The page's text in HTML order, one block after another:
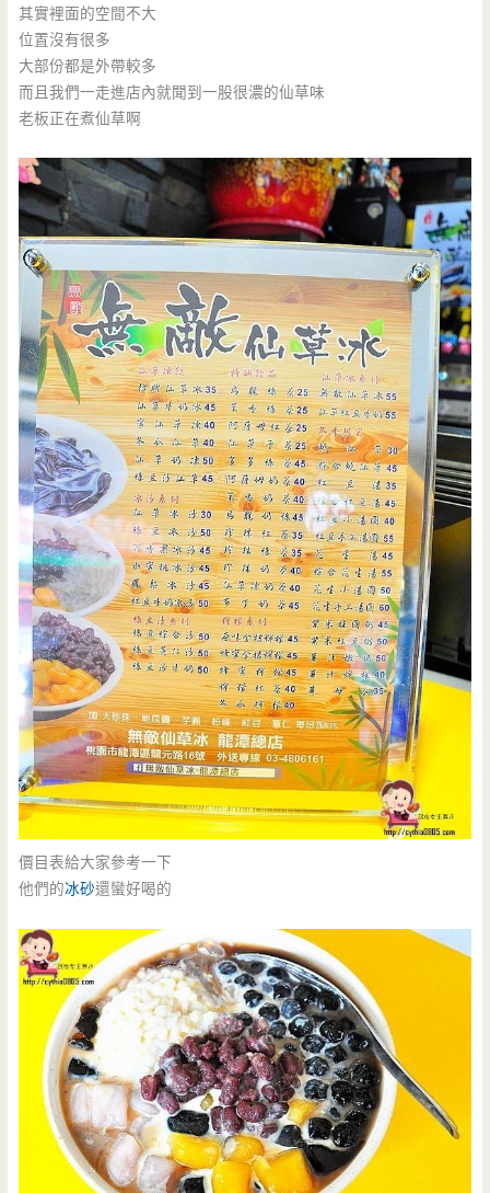
其實裡面的空間不大
位置沒有很多
大部份都是外帶較多
而且我們一走進店內就聞到一股很濃的仙草味
老板正在煮仙草啊
價目表給大家參考一下
他們的冰砂還蠻好喝的